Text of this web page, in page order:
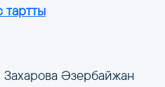
тартты
Әзербайжан